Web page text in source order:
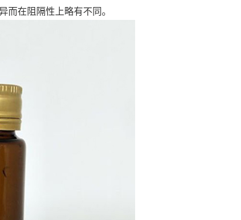
而在阻隔性上略有不同。